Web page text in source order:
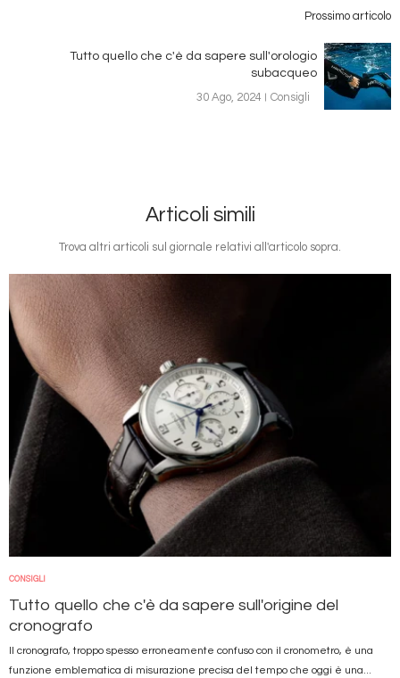
Prossimo articolo
Tutto quello che c'è da sapere sull'orologio
subacqueo
30 Ago, 2024
Consigli
Articoli simili
Trova altri articoli sul giornale relativi all'articolo sopra.
Immagine
CONSIGLI
Tutto quello che c'è da sapere sull'origine del
cronografo
Il cronografo, troppo spesso erroneamente confuso con il cronometro, è una
funzione emblematica di misurazione precisa del tempo che oggi è una...